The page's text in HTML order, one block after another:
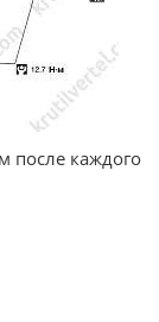
после каждого